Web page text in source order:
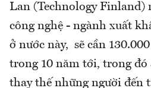
Lan (Technology Finland)
công nghệ - ngành xuất
ở nước này, sẽ cần
trong 10 năm tới, trong đó
thay thế những người đến